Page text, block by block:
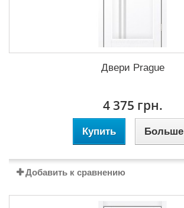
Двери Prague
4 375 грн.
Купить Больше
Добавить к сравнению